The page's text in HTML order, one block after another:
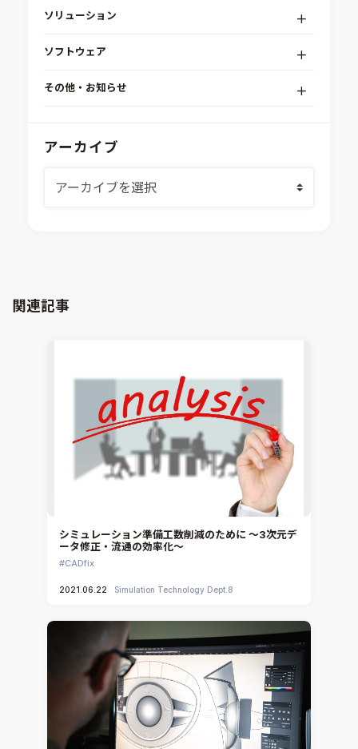
ソリューション
組込みソフトウェア開発プラットフォーム
システムシミュレーション
CAD連携・CAE業務支援
CAEエンジニアリングコンサルティング
CAE分野におけるAIコンサルティング
システム構築と開発
ソフトウェア
modeFRONTIER
Ansys SCADE
Virtual Environment
SIMULIA Abaqus Unified FEA
Simcenter Flotherm
Simcenter Flotherm XT
Ansys Electronics
DEMITASNX
Rocky
CATIA V5 Analysis
Ansys EnSight
DEP MeshWorks
ennovaCFD
Ansys Granta MI
Ansys Granta Selector
その他・お知らせ
IDAJからのお知らせ
アーカイブ
関連記事
シミュレーション準備工数削減のために ～3次元デ
ータ修正・流通の効率化～
CADfix
2021.06.22 Simulation Technology Dept.8